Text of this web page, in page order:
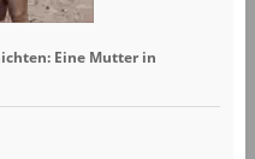
Eine Mutter in